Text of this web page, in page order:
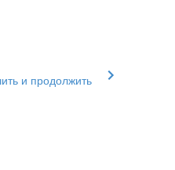
и продолжить